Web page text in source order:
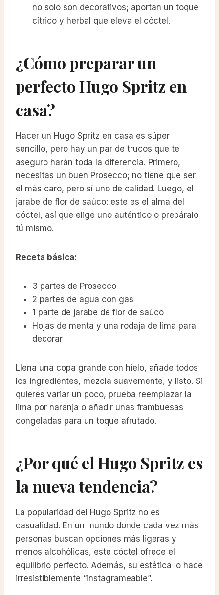
no solo son decorativos; aportan un toque
cítrico y herbal que eleva el cóctel.
¿Cómo preparar un
perfecto Hugo Spritz en
casa?
Hacer un Hugo Spritz en casa es súper
sencillo, pero hay un par de trucos que te
aseguro harán toda la diferencia. Primero,
necesitas un buen Prosecco; no tiene que ser
el más caro, pero sí uno de calidad. Luego, el
jarabe de flor de saúco: este es el alma del
cóctel, así que elige uno auténtico o prepáralo
tú mismo.
Receta básica:
3 partes de Prosecco
2 partes de agua con gas
1 parte de jarabe de flor de saúco
Hojas de menta y una rodaja de lima para
decorar
Llena una copa grande con hielo, añade todos
los ingredientes, mezcla suavemente, y listo. Si
quieres variar un poco, prueba reemplazar la
lima por naranja o añadir unas frambuesas
congeladas para un toque afrutado.
¿Por qué el Hugo Spritz es
la nueva tendencia?
La popularidad del Hugo Spritz no es
casualidad. En un mundo donde cada vez más
personas buscan opciones más ligeras y
menos alcohólicas, este cóctel ofrece el
equilibrio perfecto. Además, su estética lo hace
irresistiblemente “instagrameable”.